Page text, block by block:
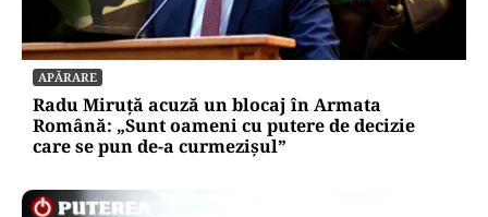
APĂRARE
Radu Miruță acuză un blocaj în Armata
Română: „Sunt oameni cu putere de decizie
care se pun de-a curmezișul”